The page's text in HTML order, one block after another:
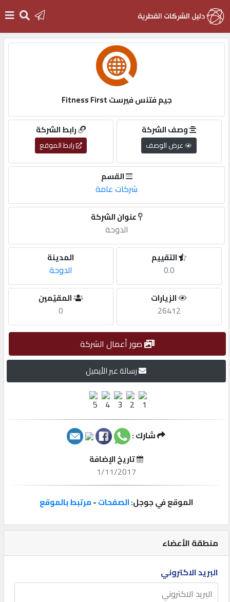
التسجيل
English
أضف
مطلوب
طلب
الاحصائيات
إتصل
إعلانات
المنتدى
منطقة الأعضاء
البريد الاكتروني
جيم فتنس فيرست Fitness First
رابط الشركة
رابط الموقع
وصف الشركة
عرض الوصف
القسم
شركات عامة
عنوان الشركة
الدوحة
المدينة
الدوحة
التقييم
0.0
المقيّمين
0
الزيارات
26412
صور أعمال الشركة
رسالة عبر الأيميل
شارك :
تاريخ الإضافة
1/11/2017
الموقع في جوجل:الصفحات-مرتبط بالموقع